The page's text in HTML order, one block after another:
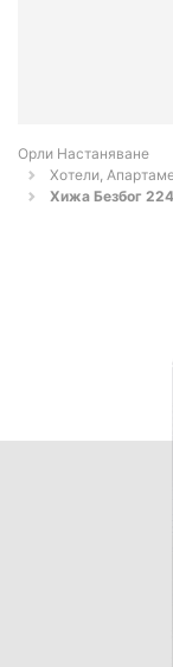
Орли Настаняване
Хотели,
Хижа Безбог